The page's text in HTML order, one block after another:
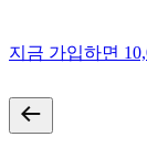
지금 가입하면